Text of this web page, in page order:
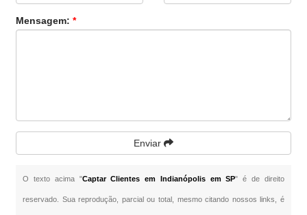
Mensagem:*
Enviar
O texto acima "Captar Clientes em Indianópolis em SP" é de direito
reservado. Sua reprodução, parcial ou total, mesmo citando nossos links, é